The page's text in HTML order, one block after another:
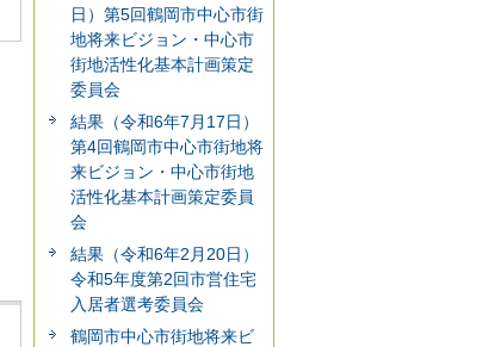
日）第5回鶴岡市中心市街
地将来ビジョン・中心市
街地活性化基本計画策定
委員会
結果（令和6年7月17日）
第4回鶴岡市中心市街地将
来ビジョン・中心市街地
活性化基本計画策定委員
会
結果（令和6年2月20日）
令和5年度第2回市営住宅
入居者選考委員会
鶴岡市中心市街地将来ビ